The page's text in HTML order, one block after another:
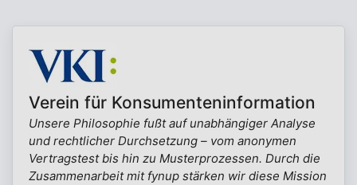
Verein für Konsumenteninformation
Unsere Philosophie fußt auf unabhängiger Analyse
und rechtlicher Durchsetzung – vom anonymen
Vertragstest bis hin zu Musterprozessen. Durch die
Zusammenarbeit mit fynup stärken wir diese Mission